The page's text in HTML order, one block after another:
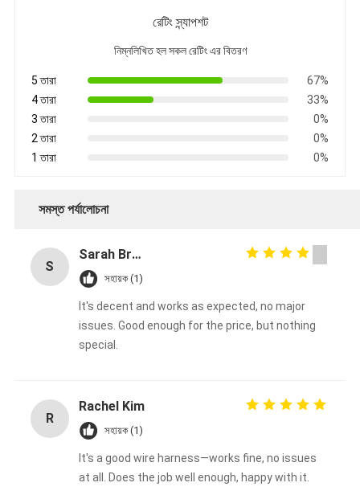
রেটিং স্ন্যাপশট
নিম্নলিখিত হল সকল রেটিং এর বিতরণ
5 তারা
67%
4 তারা
33%
3 তারা
0%
2 তারা
0%
1 তারা
0%
সমস্ত পর্যালোচনা
S
Sarah Brown
সহায়ক (1)
It's decent and works as expected, no major
issues. Good enough for the price, but nothing
special.
R
Rachel Kim
সহায়ক (1)
It's a good wire harness—works fine, no issues
at all. Does the job well enough, happy with it.